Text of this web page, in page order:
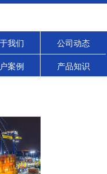
我们 公司动态
案例 产品知识